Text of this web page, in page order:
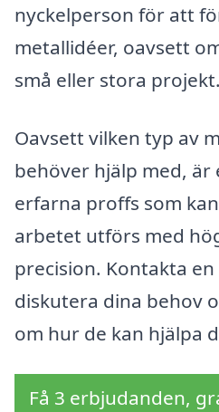
nyckelperson för att
metallidéer, oavsett
små eller stora projekt.
Oavsett vilken typ av
behöver hjälp med, är
erfarna proffs som
arbetet utförs med
precision. Kontakta
diskutera dina behov
om hur de kan hjälpa
Få 3 erbjudanden,